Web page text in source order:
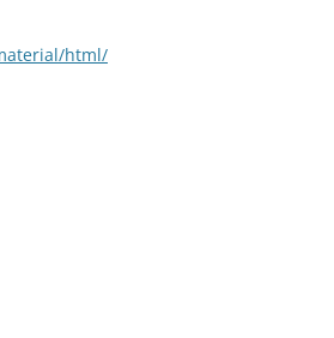
html/